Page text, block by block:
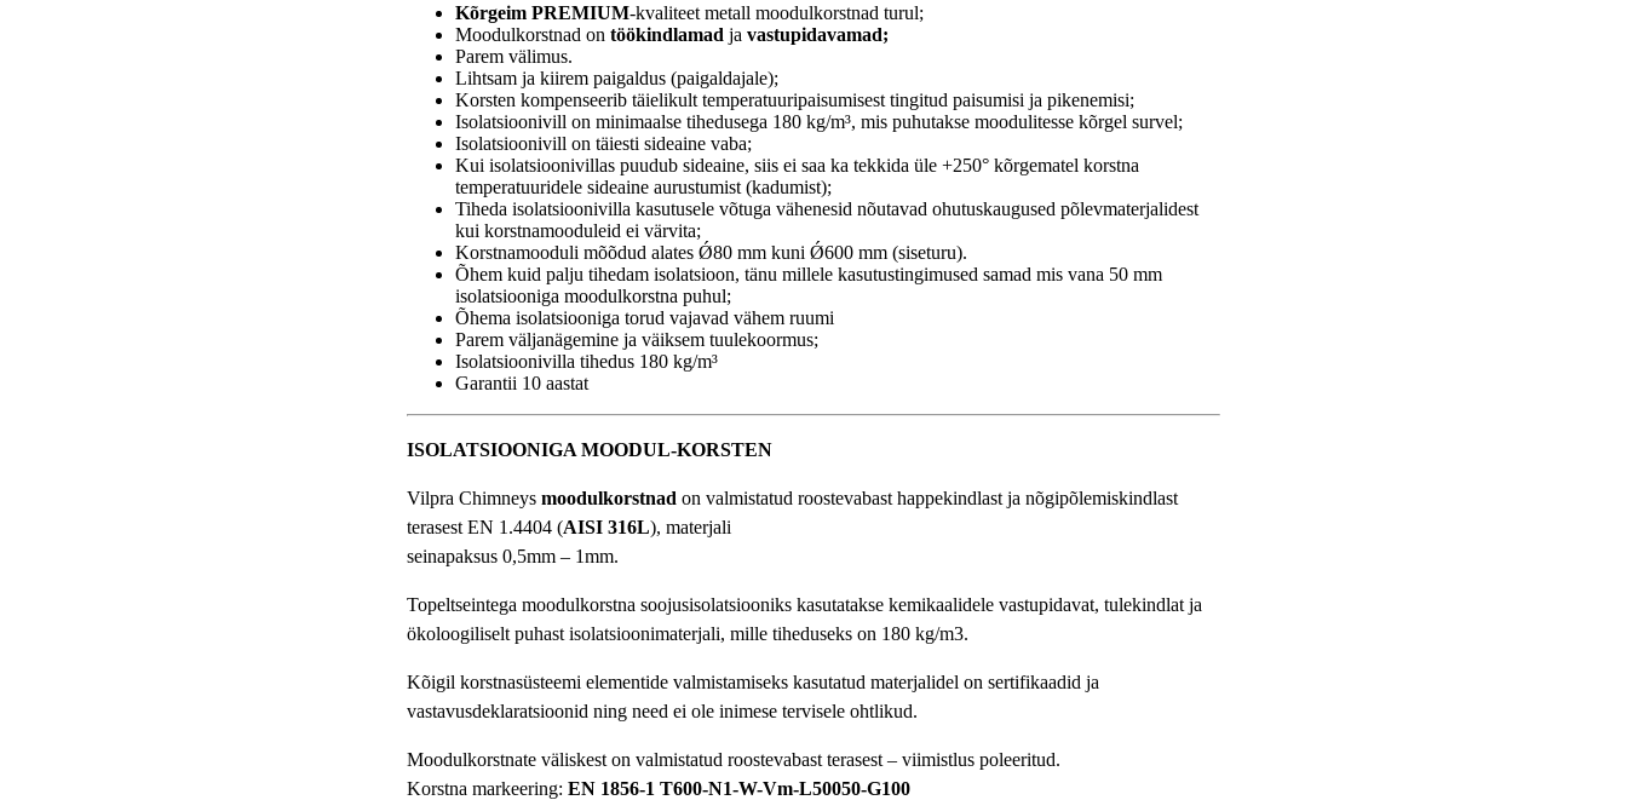
Kõrgeim PREMIUM-kvaliteet metall moodulkorstnad turul;
Moodulkorstnad on töökindlamad ja vastupidavamad;
Parem välimus.
Lihtsam ja kiirem paigaldus (paigaldajale);
Korsten kompenseerib täielikult temperatuuripaisumisest tingitud paisumisi ja pikenemisi;
Isolatsioonivill on minimaalse tihedusega 180 kg/m³, mis puhutakse moodulitesse kõrgel survel;
Isolatsioonivill on täiesti sideaine vaba;
Kui isolatsioonivillas puudub sideaine, siis ei saa ka tekkida üle +250° kõrgematel korstna
temperatuuridele sideaine aurustumist (kadumist);
Tiheda isolatsioonivilla kasutusele võtuga vähenesid nõutavad ohutuskaugused põlevmaterjalidest
kui korstnamooduleid ei värvita;
Korstnamooduli mõõdud alates Ǿ80 mm kuni Ǿ600 mm (siseturu).
Õhem kuid palju tihedam isolatsioon, tänu millele kasutustingimused samad mis vana 50 mm
isolatsiooniga moodulkorstna puhul;
Õhema isolatsiooniga torud vajavad vähem ruumi
Parem väljanägemine ja väiksem tuulekoormus;
Isolatsioonivilla tihedus 180 kg/m³
Garantii 10 aastat
ISOLATSIOONIGA MOODUL-KORSTEN
Vilpra Chimneys moodulkorstnad on valmistatud roostevabast happekindlast ja nõgipõlemiskindlast
terasest EN 1.4404 (AISI 316L), materjali
seinapaksus 0,5mm – 1mm.
Topeltseintega moodulkorstna soojusisolatsiooniks kasutatakse kemikaalidele vastupidavat, tulekindlat ja
ökoloogiliselt puhast isolatsioonimaterjali, mille tiheduseks on 180 kg/m3.
Kõigil korstnasüsteemi elementide valmistamiseks kasutatud materjalidel on sertifikaadid ja
vastavusdeklaratsioonid ning need ei ole inimese tervisele ohtlikud.
Moodulkorstnate väliskest on valmistatud roostevabast terasest – viimistlus poleeritud.
Korstna markeering: EN 1856-1 T600-N1-W-Vm-L50050-G100